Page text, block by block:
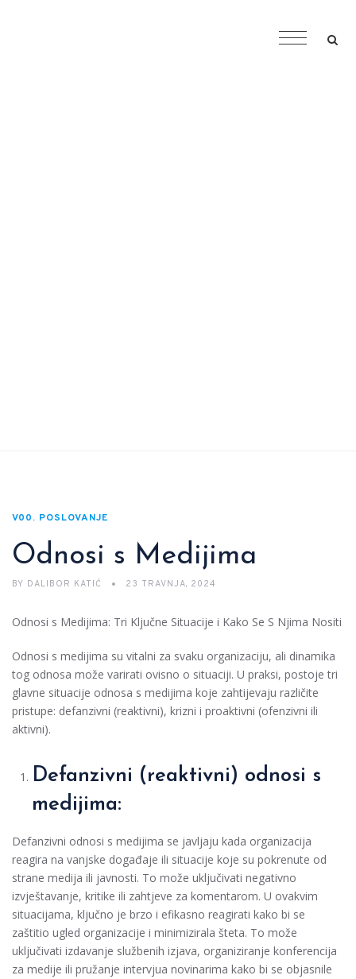
V00. POSLOVANJE
Odnosi s Medijima
BY DALIBOR KATIĆ 23 TRAVNJA, 2024
Odnosi s Medijima: Tri Ključne Situacije i Kako Se S Njima Nositi
Odnosi s medijima su vitalni za svaku organizaciju, ali dinamika
tog odnosa može varirati ovisno o situaciji. U praksi, postoje tri
glavne situacije odnosa s medijima koje zahtijevaju različite
pristupe: defanzivni (reaktivni), krizni i proaktivni (ofenzivni ili
aktivni).
Defanzivni (reaktivni) odnosi s
medijima:
Defanzivni odnosi s medijima se javljaju kada organizacija
reagira na vanjske događaje ili situacije koje su pokrenute od
strane medija ili javnosti. To može uključivati negativno
izvještavanje, kritike ili zahtjeve za komentarom. U ovakvim
situacijama, ključno je brzo i efikasno reagirati kako bi se
zaštitio ugled organizacije i minimizirala šteta. To može
uključivati izdavanje službenih izjava, organiziranje konferencija
za medije ili pružanje intervjua novinarima kako bi se objasnile